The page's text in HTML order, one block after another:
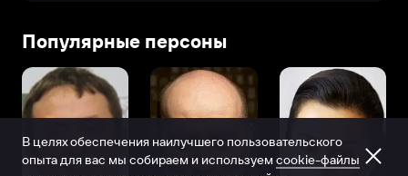
Популярные персоны
В целях обеспечения наилучшего пользовательского
опыта для вас мы собираем и используем cookie-файлы